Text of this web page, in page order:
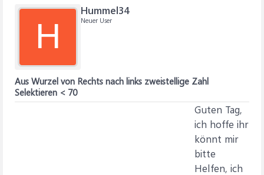
H
Hummel34
Neuer User
Aus Wurzel von Rechts nach links zweistellige Zahl
Selektieren < 70
Guten Tag,
ich hoffe ihr
könnt mir
bitte
Helfen, ich